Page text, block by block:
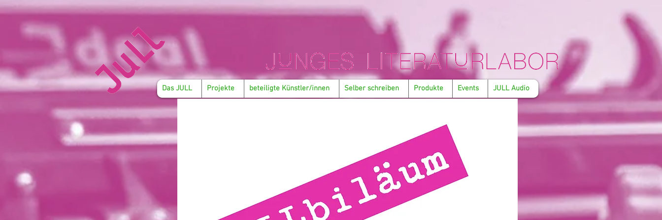
Das JULL Projekte beteiligte Künstler/innen Selber schreiben Produkte Events JULL Audio